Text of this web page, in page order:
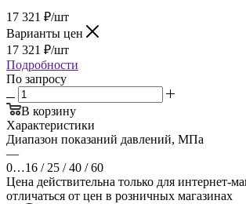
17 321 ₽/шт
Варианты цен
17 321 ₽/шт
Подробности
По запросу
В корзину
Характеристики
Диапазон показаний давлений, МПа
—
0…16 / 25 / 40 / 60
Цена действительна только для интернет-
отличаться от цен в розничных магазинах